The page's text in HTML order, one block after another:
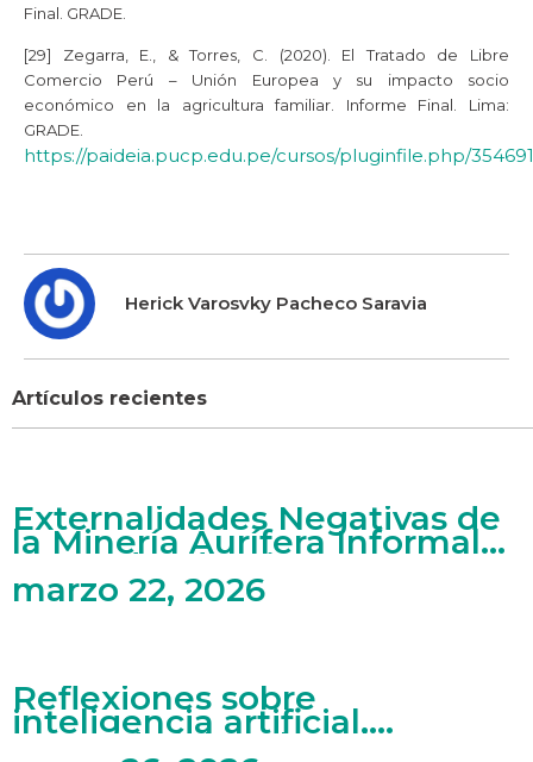
Final. GRADE.
[29] Zegarra, E., & Torres, C. (2020). El Tratado de Libre
Comercio Perú – Unión Europea y su impacto socio
económico en la agricultura familiar. Informe Final. Lima:
GRADE.
https://paideia.pucp.edu.pe/cursos/pluginfile.php/
Herick Varosvky Pacheco Saravia
Artículos recientes
Externalidades Negativas de
la Minería Aurífera Informal
en Madre de Dios
marzo 22, 2026
Reflexiones sobre
inteligencia artificial,
mercado laboral y artes